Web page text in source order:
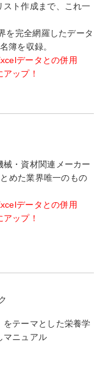
スト作成まで、これ一
を完全網羅したデータ
簿を収録。
データとの併用
ップ！
・資材関連メーカー
めた業界唯一のもの
データとの併用
ップ！
をテーマとした栄養学
マニュアル